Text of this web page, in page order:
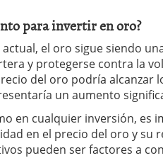
para invertir en oro?
el oro sigue siendo
y protegerse contra la
del oro podría alcanzar
un aumento
en cualquier inversión, es
en el precio del oro y
pueden ser factores a